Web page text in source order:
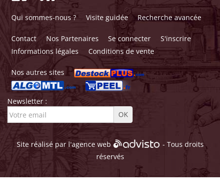
Qui sommes-nous ? Visite guidée Recherche avancée
Contact Nos Partenaires Se connecter
S'inscrire
Informations légales
Conditions de vente
Nos autres sites
Newsletter :
Site réalisé par l'agence web
- Tous droits
réservés